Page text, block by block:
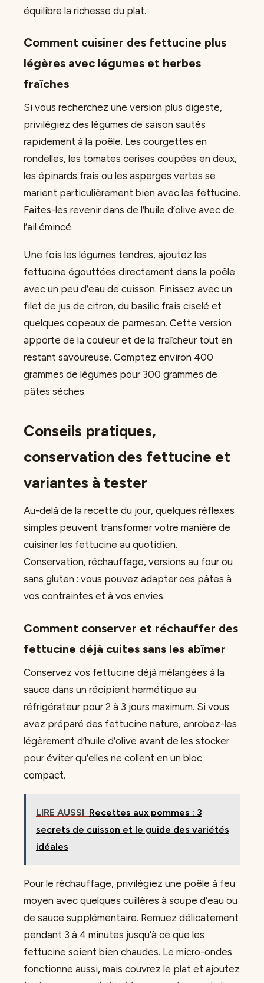
équilibre la richesse du plat.
Comment cuisiner des fettucine plus
légères avec légumes et herbes
fraîches
Si vous recherchez une version plus digeste,
privilégiez des légumes de saison sautés
rapidement à la poêle. Les courgettes en
rondelles, les tomates cerises coupées en deux,
les épinards frais ou les asperges vertes se
marient particulièrement bien avec les fettucine.
Faites-les revenir dans de l’huile d’olive avec de
l’ail émincé.
Une fois les légumes tendres, ajoutez les
fettucine égouttées directement dans la poêle
avec un peu d’eau de cuisson. Finissez avec un
filet de jus de citron, du basilic frais ciselé et
quelques copeaux de parmesan. Cette version
apporte de la couleur et de la fraîcheur tout en
restant savoureuse. Comptez environ 400
grammes de légumes pour 300 grammes de
pâtes sèches.
Conseils pratiques,
conservation des fettucine et
variantes à tester
Au-delà de la recette du jour, quelques réflexes
simples peuvent transformer votre manière de
cuisiner les fettucine au quotidien.
Conservation, réchauffage, versions au four ou
sans gluten : vous pouvez adapter ces pâtes à
vos contraintes et à vos envies.
Comment conserver et réchauffer des
fettucine déjà cuites sans les abîmer
Conservez vos fettucine déjà mélangées à la
sauce dans un récipient hermétique au
réfrigérateur pour 2 à 3 jours maximum. Si vous
avez préparé des fettucine nature, enrobez-les
légèrement d’huile d’olive avant de les stocker
pour éviter qu’elles ne collent en un bloc
compact.
LIRE AUSSI Recettes aux pommes : 3
secrets de cuisson et le guide des variétés
idéales
Pour le réchauffage, privilégiez une poêle à feu
moyen avec quelques cuillères à soupe d’eau ou
de sauce supplémentaire. Remuez délicatement
pendant 3 à 4 minutes jusqu’à ce que les
fettucine soient bien chaudes. Le micro-ondes
fonctionne aussi, mais couvrez le plat et ajoutez